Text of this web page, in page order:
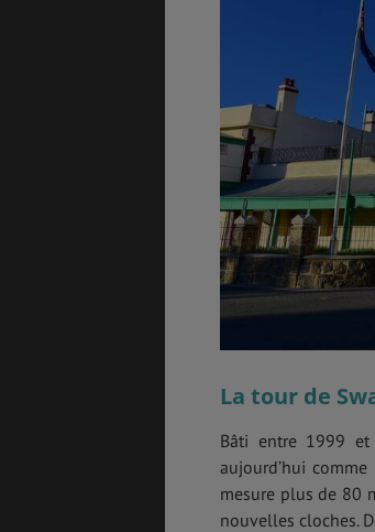
La tour de
Bâti entre 1999
aujourd’hui
mesure plus de 80
nouvelles cloches.